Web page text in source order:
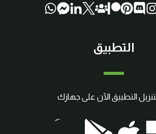
التطبيق
التطبيق الآن على جهازك